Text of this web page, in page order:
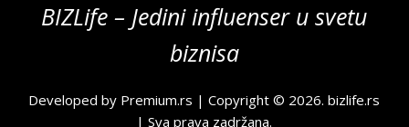
BIZLife – Jedini influenser u svetu
biznisa
Developed by Premium.rs | Copyright © 2026.bizlife.rs
| Sva prava zadržana.